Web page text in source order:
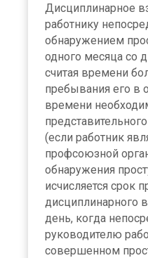
Дисциплинарное
работнику
обнаружением
одного месяца со
считая времени
пребывания его в
времени
(если работник
профсоюзной
обнаружения
исчисляется срок
дисциплинарного
день, когда
руководителю
совершенном